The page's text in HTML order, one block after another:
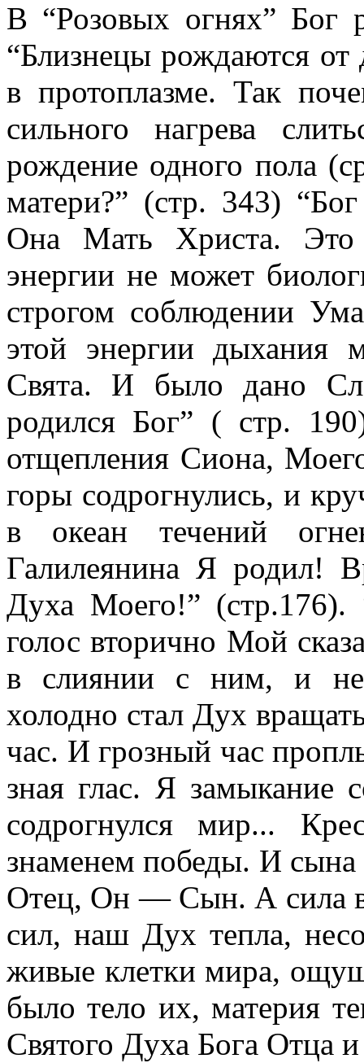
В “Розовых огнях” Бог
“Близнецы рождаются
в протоплазме. Так
сильного нагрева
рождение одного пола
матери?” (стр. 343)
Она Мать Христа. Это
энергии не может
строгом соблюдении
этой энергии дыхания
Свята. И было дано
родился Бог” ( стр.
отщепления Сиона,
горы содрогнулись, и
в океан течений
Галилеянина Я родил!
Духа Моего!”
голос вторично Мой
в слиянии с ним, и
холодно стал Дух
час. И грозный час
зная глас. Я замыкание
содрогнулся мир...
знаменем победы. И
Отец, Он — Сын. А сила в
сил, наш Дух тепла,
живые клетки мира,
было тело их, материя
Святого Духа Бога Отца